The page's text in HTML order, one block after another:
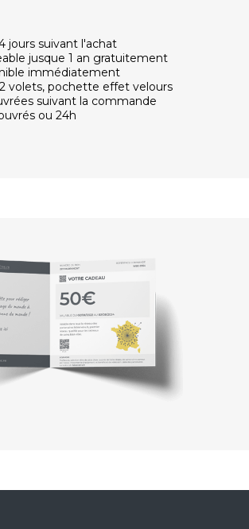
jours suivant l'achat
jusque 1 an gratuitement
immédiatement
volets, pochette effet velours
suivant la commande
ou 24h